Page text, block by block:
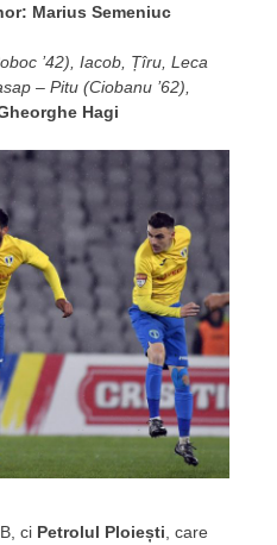
Marius Semeniuc
’42), Iacob, Țîru, Leca
– Pitu (Ciobanu ’62),
Hagi
ci Petrolul Ploiești , care